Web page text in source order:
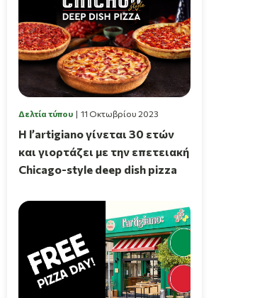
Δελτία τύπου 11 Οκτωβρίου 2023
Η l’artigiano γίνεται 30 ετών
και γιορτάζει με την επετειακή
Chicago-style deep dish pizza